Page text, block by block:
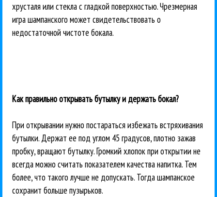
хрусталя или стекла с гладкой поверхностью. Чрезмерная
игра шампанского может свидетельствовать о
недостаточной чистоте бокала.
Как правильно открывать бутылку и держать бокал?
При открывании нужно постараться избежать встряхивания
бутылки. Держат ее под углом 45 градусов, плотно зажав
пробку, вращают бутылку. Громкий хлопок при открытии не
всегда можно считать показателем качества напитка. Тем
более, что такого лучше не допускать. Тогда шампанское
сохранит больше пузырьков.